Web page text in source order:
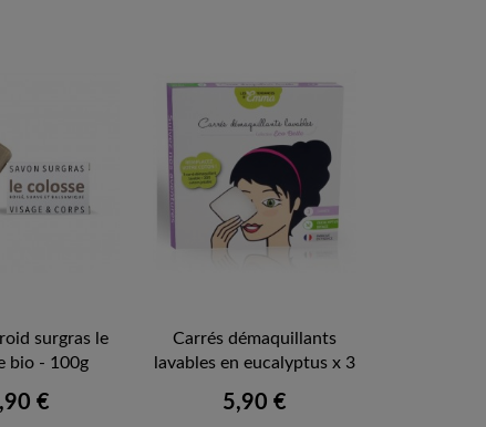
surgras le
bio - 100g
€
Carrés démaquillants
lavables en eucalyptus x 3
5,90 €